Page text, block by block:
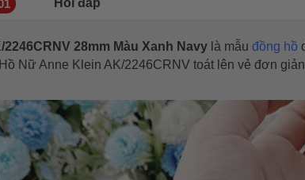
Hỏi đáp
28mm Màu Xanh Navy là mẫu đồng hồ
Nữ Anne Klein AK/2246CRNV toát lên vẻ đơn